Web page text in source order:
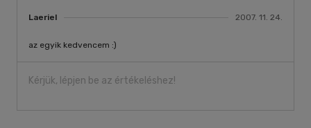
Laeriel 2007. 11. 24.
az egyik kedvencem :)
Kérjük, lépjen be az értékeléshez!